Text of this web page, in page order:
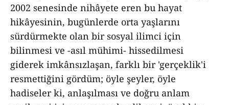
2002 senesinde nihâyete eren bu hayat
hikâyesinin, bugünlerde orta yaşlarını
sürdürmekte olan bir sosyal ilimci için
bilinmesi ve -asıl mühimi- hissedilmesi
giderek imkânsızlaşan, farklı bir 'gerçeklik'i
resmettiğini gördüm; öyle şeyler, öyle
hadiseler ki, anlaşılması ve doğru anlam